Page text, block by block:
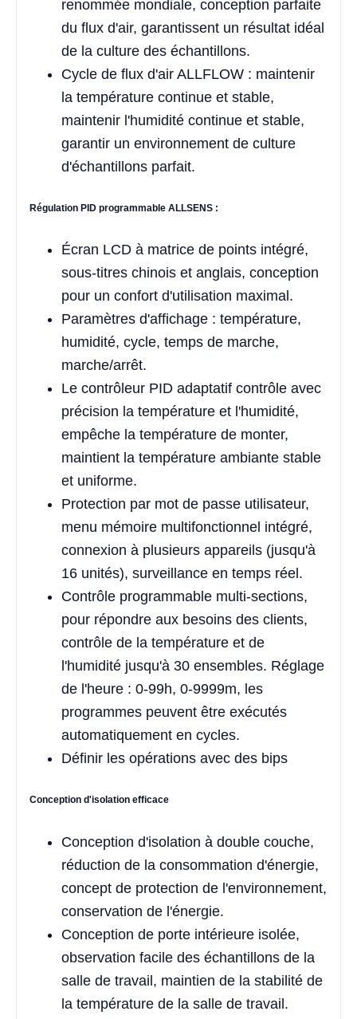
renommée mondiale, conception parfaite
du flux d'air, garantissent un résultat idéal
de la culture des échantillons.
Cycle de flux d'air ALLFLOW : maintenir
la température continue et stable,
maintenir l'humidité continue et stable,
garantir un environnement de culture
d'échantillons parfait.
Régulation PID programmable ALLSENS :
Écran LCD à matrice de points intégré,
sous-titres chinois et anglais, conception
pour un confort d'utilisation maximal.
Paramètres d'affichage : température,
humidité, cycle, temps de marche,
marche/arrêt.
Le contrôleur PID adaptatif contrôle avec
précision la température et l'humidité,
empêche la température de monter,
maintient la température ambiante stable
et uniforme.
Protection par mot de passe utilisateur,
menu mémoire multifonctionnel intégré,
connexion à plusieurs appareils (jusqu'à
16 unités), surveillance en temps réel.
Contrôle programmable multi-sections,
pour répondre aux besoins des clients,
contrôle de la température et de
l'humidité jusqu'à 30 ensembles. Réglage
de l'heure : 0-99h, 0-9999m, les
programmes peuvent être exécutés
automatiquement en cycles.
Définir les opérations avec des bips
Conception d'isolation efficace
Conception d'isolation à double couche,
réduction de la consommation d'énergie,
concept de protection de l'environnement,
conservation de l'énergie.
Conception de porte intérieure isolée,
observation facile des échantillons de la
salle de travail, maintien de la stabilité de
la température de la salle de travail.